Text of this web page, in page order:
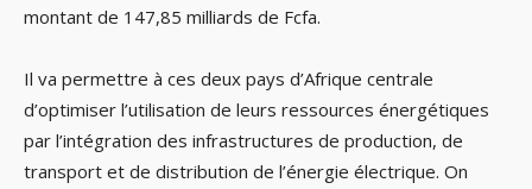
montant de 147,85 milliards de Fcfa.
Il va permettre à ces deux pays d’Afrique centrale
d’optimiser l’utilisation de leurs ressources énergétiques
par l’intégration des infrastructures de production, de
transport et de distribution de l’énergie électrique. On